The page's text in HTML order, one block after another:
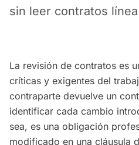
sin leer contratos
La revisión de contratos es
críticas y exigentes del
contraparte devuelve un
identificar cada cambio
sea, es una obligación
modificado en una cláusula